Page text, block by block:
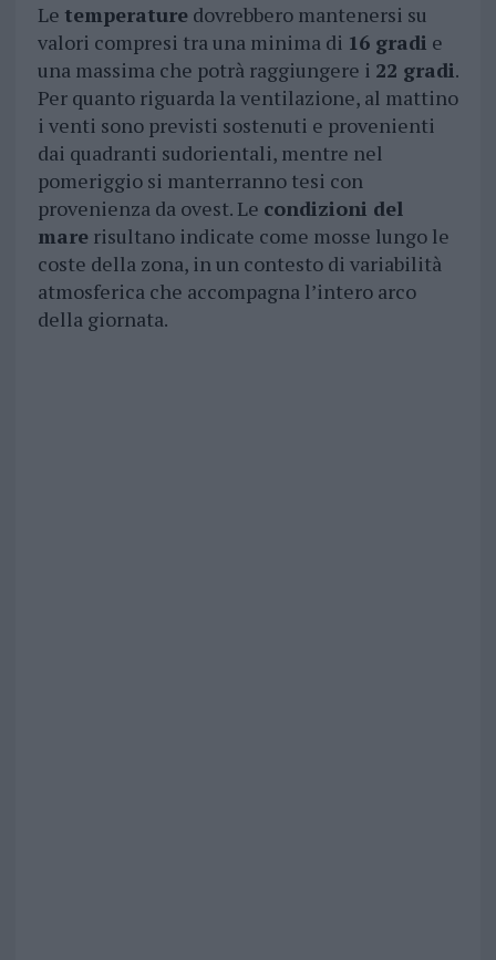
Le temperaturedovrebbero mantenersi su
valori compresi tra una minima di 16 gradi e
una massima che potrà raggiungere i 22 gradi.
Per quanto riguarda la ventilazione, al mattino
i venti sono previsti sostenuti e provenienti
dai quadranti sudorientali, mentre nel
pomeriggio si manterranno tesi con
provenienza da ovest. Le condizioni del
marerisultano indicate come mosse lungo le
coste della zona, in un contesto di variabilità
atmosferica che accompagna l’intero arco
della giornata.